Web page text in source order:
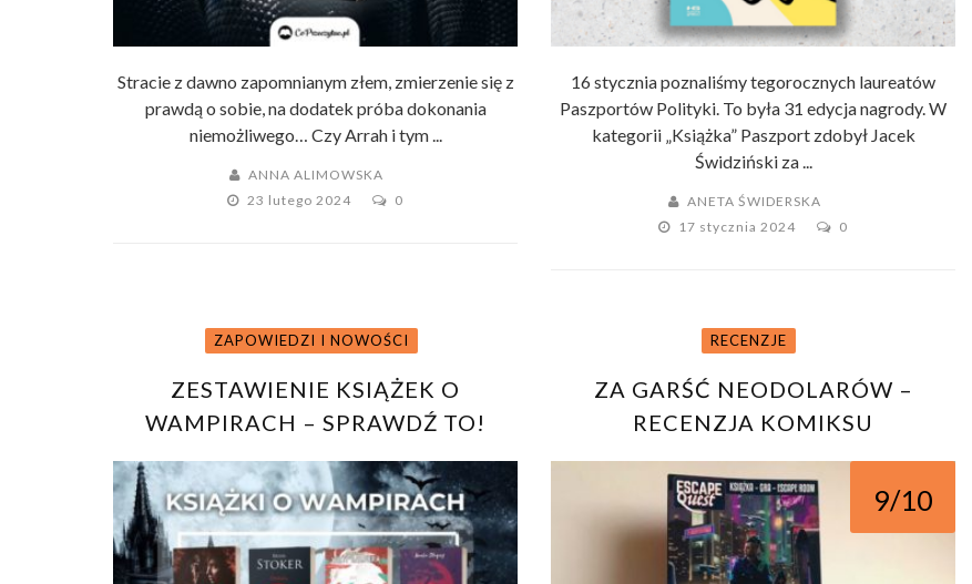
Stracie z dawno zapomnianym złem, zmierzenie się z
prawdą o sobie, na dodatek próba dokonania
niemożliwego… Czy Arrah i tym ...
ANNA ALIMOWSKA
23 lutego 2024
0
16 stycznia poznaliśmy tegorocznych laureatów
Paszportów Polityki. To była 31 edycja nagrody. W
kategorii „Książka” Paszport zdobył Jacek
Świdziński za ...
ANETA ŚWIDERSKA
17 stycznia 2024
0
ZAPOWIEDZI I NOWOŚCI
ZESTAWIENIE KSIĄŻEK O
WAMPIRACH – SPRAWDŹ TO!
RECENZJE
ZA GARŚĆ NEODOLARÓW –
RECENZJA KOMIKSU
9/10